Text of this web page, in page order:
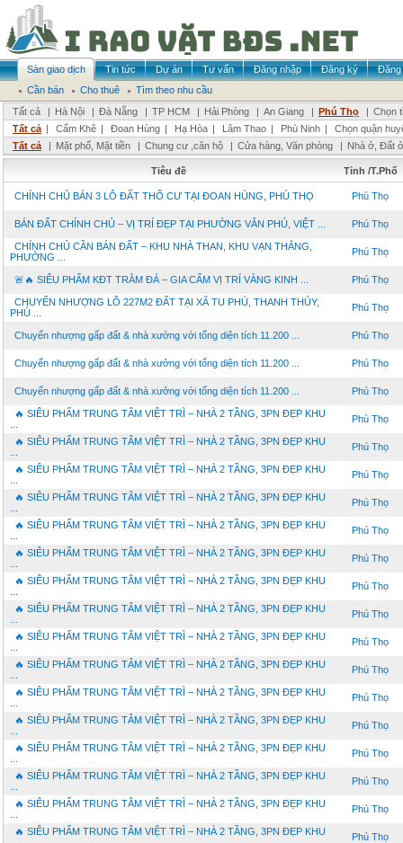
Sàn giao dịch Tin tức Dự án Tư vấn Đăng nhập Đăng ký
Đăng
Cần bán
Cho thuê
Tìm theo nhu cầu
Tất cả
| Hà Nội | Đà Nẵng | TP HCM | Hải Phòng | An Giang | Phú Thọ | Chọn
Tất cả | Cẩm Khê | Đoan Hùng | Hạ Hòa | Lâm Thao | Phù Ninh |
Chọn quận
Tất cả
| Mặt phố, Mặt tiền | Chung cư ,căn hộ | Cửa hàng, Văn phòng | Nhà ở, Đất ở
Tiêu đề Tỉnh /T.Phố
CHÍNH CHỦ BÁN 3 LÔ ĐẤT THỔ CƯ TẠI ĐOAN HÙNG, PHÚ THỌ Phú Thọ
BÁN ĐẤT CHÍNH CHỦ – VỊ TRÍ ĐẸP TẠI PHƯỜNG VÂN PHÚ, VIỆT ... Phú Thọ
CHÍNH CHỦ CẦN BÁN ĐẤT – KHU NHÀ THAN, KHU VẠN THẮNG,
PHƯỜNG ...
Phú Thọ
🚨🔥 SIÊU PHẨM KĐT TRẰM ĐÁ – GIA CẨM VỊ TRÍ VÀNG KINH ... Phú Thọ
CHUYỂN NHƯỢNG LÔ 227M2 ĐẤT TẠI XÃ TU PHÚ, THANH THỦY,
PHÚ ...
Phú Thọ
Chuyển nhượng gấp đất & nhà xưởng với tổng diện tích 11.200 ... Phú Thọ
Chuyển nhượng gấp đất & nhà xưởng với tổng diện tích 11.200 ... Phú Thọ
Chuyển nhượng gấp đất & nhà xưởng với tổng diện tích 11.200 ... Phú Thọ
🔥 SIÊU PHẨM TRUNG TÂM VIỆT TRÌ – NHÀ 2 TẦNG, 3PN ĐẸP KHU
Phú Thọ
🔥 SIÊU PHẨM TRUNG TÂM VIỆT TRÌ – NHÀ 2 TẦNG, 3PN ĐẸP KHU
Phú Thọ
🔥 SIÊU PHẨM TRUNG TÂM VIỆT TRÌ – NHÀ 2 TẦNG, 3PN ĐẸP KHU
Phú Thọ
🔥 SIÊU PHẨM TRUNG TÂM VIỆT TRÌ – NHÀ 2 TẦNG, 3PN ĐẸP KHU
Phú Thọ
🔥 SIÊU PHẨM TRUNG TÂM VIỆT TRÌ – NHÀ 2 TẦNG, 3PN ĐẸP KHU
Phú Thọ
🔥 SIÊU PHẨM TRUNG TÂM VIỆT TRÌ – NHÀ 2 TẦNG, 3PN ĐẸP KHU
Phú Thọ
🔥 SIÊU PHẨM TRUNG TÂM VIỆT TRÌ – NHÀ 2 TẦNG, 3PN ĐẸP KHU
Phú Thọ
🔥 SIÊU PHẨM TRUNG TÂM VIỆT TRÌ – NHÀ 2 TẦNG, 3PN ĐẸP KHU
Phú Thọ
🔥 SIÊU PHẨM TRUNG TÂM VIỆT TRÌ – NHÀ 2 TẦNG, 3PN ĐẸP KHU
Phú Thọ
🔥 SIÊU PHẨM TRUNG TÂM VIỆT TRÌ – NHÀ 2 TẦNG, 3PN ĐẸP KHU
Phú Thọ
🔥 SIÊU PHẨM TRUNG TÂM VIỆT TRÌ – NHÀ 2 TẦNG, 3PN ĐẸP KHU
Phú Thọ
🔥 SIÊU PHẨM TRUNG TÂM VIỆT TRÌ – NHÀ 2 TẦNG, 3PN ĐẸP KHU
Phú Thọ
🔥 SIÊU PHẨM TRUNG TÂM VIỆT TRÌ – NHÀ 2 TẦNG, 3PN ĐẸP KHU
Phú Thọ
🔥 SIÊU PHẨM TRUNG TÂM VIỆT TRÌ – NHÀ 2 TẦNG, 3PN ĐẸP KHU
Phú Thọ
🔥 SIÊU PHẨM TRUNG TÂM VIỆT TRÌ – NHÀ 2 TẦNG, 3PN ĐẸP KHU
Phú Thọ
🔥 SIÊU PHẨM TRUNG TÂM VIỆT TRÌ – NHÀ 2 TẦNG, 3PN ĐẸP KHU
Phú Thọ